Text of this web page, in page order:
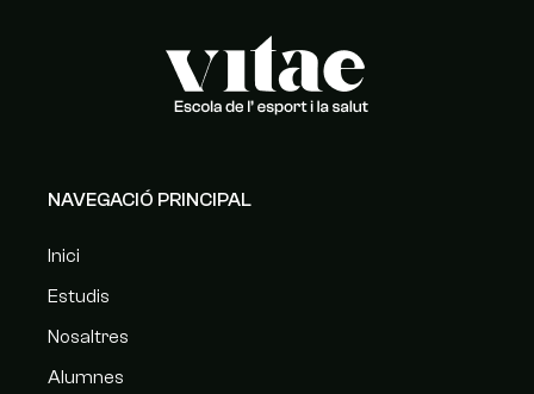
NAVEGACIÓ PRINCIPAL
Inici
Estudis
Nosaltres
Alumnes